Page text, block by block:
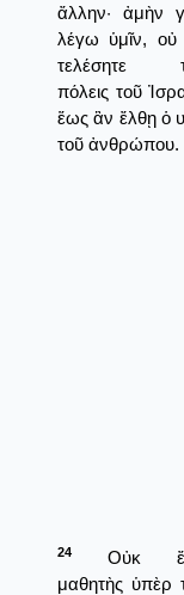
ἄλλην· ἀμὴν
λέγω ὑμῖν, οὐ
τελέσητε
πόλεις τοῦ
ἕως ἂν ἔλθῃ ὁ
τοῦ ἀνθρώπου.
24
Οὐκ
μαθητὴς ὑπὲρ